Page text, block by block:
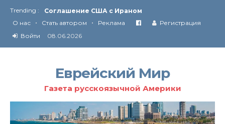
Trending :
Соглашение США с Ираном
Технология Революции в Иране
О нас • Стать автором • Реклама
Регистрация
Войти
08.06.2026
Еврейский Мир
Газета русскоязычной Америки